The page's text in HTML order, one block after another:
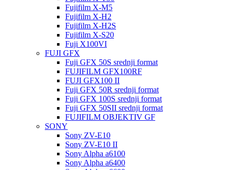
Fujifilm X-M5
Fujifilm X-H2
Fujifilm X-H2S
Fujifilm X-S20
Fuji X100VI
FUJI GFX
Fuji GFX 50S srednji format
FUJIFILM GFX100RF
FUJI GFX100 II
Fuji GFX 50R srednji format
Fuji GFX 100S srednji format
Fuji GFX 50SII srednji format
FUJIFILM OBJEKTIV GF
SONY
Sony ZV-E10
Sony ZV-E10 II
Sony Alpha a6100
Sony Alpha a6400